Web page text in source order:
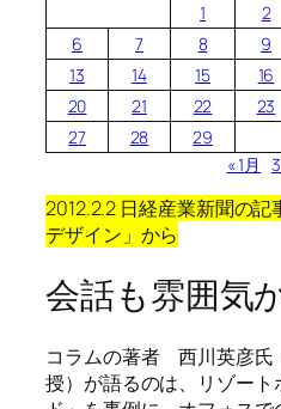
1
2
6
7 8 9
13
14 15 16
20
21 22 23
27
28
29
« 1月
2012.2.2 日経産業新聞の
デザイン」から
会話も雰囲気
コラムの著者 西川英彦氏
授）が語るのは、リゾー